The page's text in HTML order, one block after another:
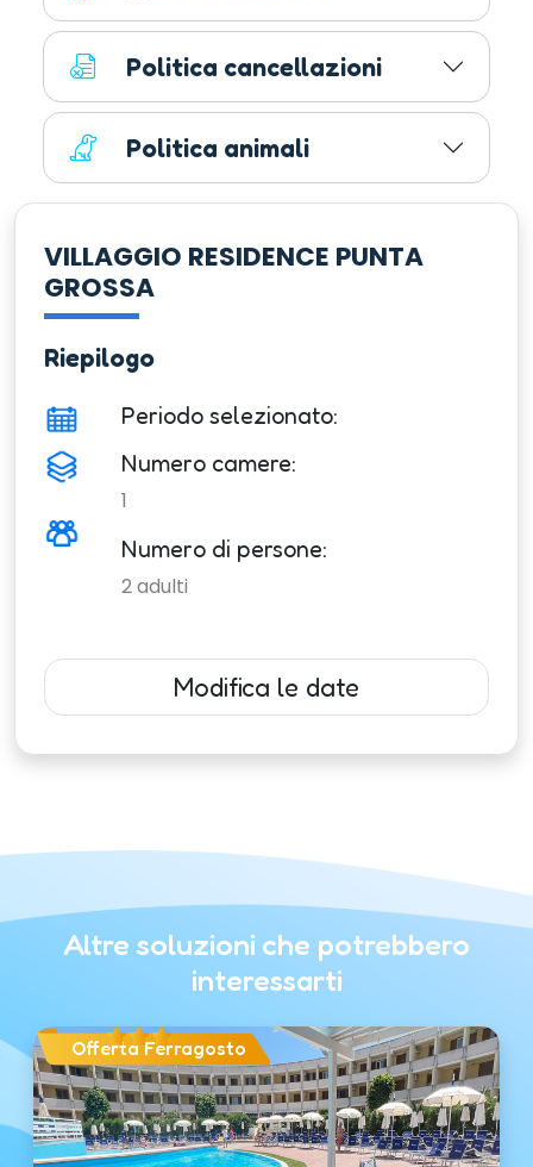
Politica cancellazioni
Politica animali
VILLAGGIO RESIDENCE PUNTA
GROSSA
Riepilogo
Periodo selezionato:
Numero camere:
1
Numero di persone:
2adulti
Modifica le date
Altre soluzioni che potrebbero
interessarti
Offerta Ferragosto